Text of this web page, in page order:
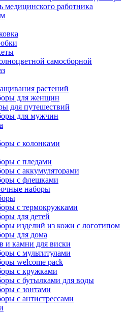
медицинского работника
самосборной
растений
для женщин
для путешествий
для мужчин
с колонками
с пледами
с аккумуляторами
с флешками
наборы
с термокружками
для детей
изделий из кожи с логотипом
для дома
и камни для виски
с мультитулами
welcome pack
с кружками
с бутылками для воды
с зонтами
с антистрессами